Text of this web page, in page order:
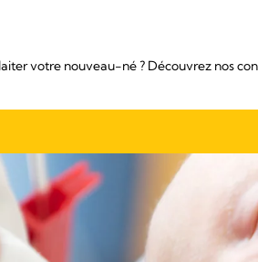
votre nouveau-né ? Découvrez nos